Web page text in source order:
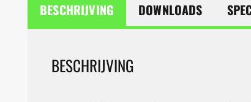
BESCHRIJVING DOWNLOADS
BESCHRIJVING